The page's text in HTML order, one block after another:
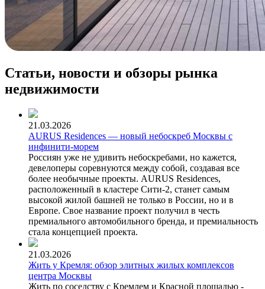
Статьи, новости и обзоры рынка
недвижимости
21.03.2026
AURUS Residences — новый небоскреб Москвы с
инфинити-морем
Россиян уже не удивить небоскребами, но кажется,
девелоперы соревнуются между собой, создавая все
более необычные проекты. AURUS Residences,
расположенный в кластере Сити-2, станет самым
высокой жилой башней не только в России, но и в
Европе. Свое название проект получил в честь
премиального автомобильного бренда, и премиальность
стала концепцией проекта.
21.03.2026
Жить у Кремля: обзор элитных жилых комплексов
центра Москвы
Жить по соседству с Кремлем и Красной площадью -